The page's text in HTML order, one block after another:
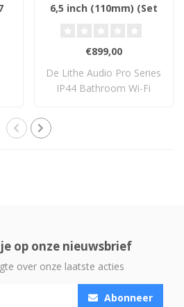
6,5 inch (110mm) (Set
€899,00
De Lithe Audio Pro Series
IP44 Bathroom Wi-Fi
op onze nieuwsbrief
over onze laatste acties
Abonneer